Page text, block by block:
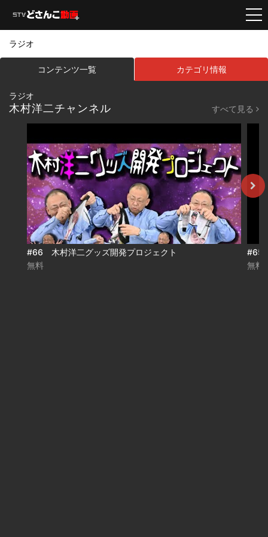
ラジオ
コンテンツ一覧 カテゴリ情報
ラジオ
木村洋二チャンネル すべて見る
#66 木村洋二グッズ開発プロジェクト
無料
#65
無料